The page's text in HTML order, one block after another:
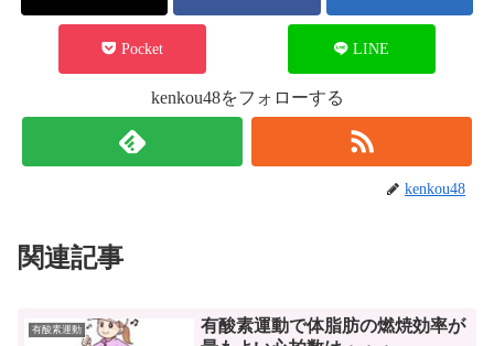
Pocket LINE
kenkou48をフォローする
kenkou48
関連記事
有酸素運動
有酸素運動で体脂肪の燃焼効率が